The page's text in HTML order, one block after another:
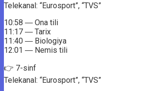
Telekanal: “Eurosport”, “TVS”
10:58 ― Ona tili
11:17 ― Tarix
11:40 ― Biologiya
12:01 ― Nemis tili
👉 7-sinf
Telekanal: “Eurosport”, “TVS”